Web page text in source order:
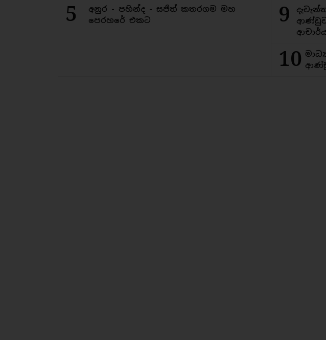
5
අනුර - පහින්ද - සජිත් කතරගම මහ
පෙරහරේ එකට
9
10